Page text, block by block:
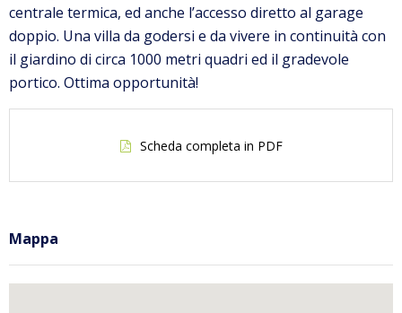
centrale termica, ed anche l’accesso diretto al garage
doppio. Una villa da godersi e da vivere in continuità con
il giardino di circa 1000 metri quadri ed il gradevole
portico. Ottima opportunità!
Scheda completa in PDF
Mappa